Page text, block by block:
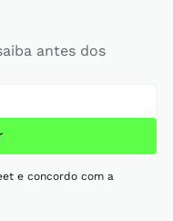
antes dos
e concordo com a